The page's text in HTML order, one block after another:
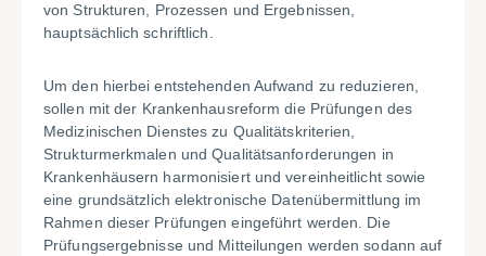
von Strukturen, Prozessen und Ergebnissen,
hauptsächlich schriftlich.
Um den hierbei entstehenden Aufwand zu reduzieren,
sollen mit der Krankenhausreform die Prüfungen des
Medizinischen Dienstes zu Qualitätskriterien,
Strukturmerkmalen und Qualitätsanforderungen in
Krankenhäusern harmonisiert und vereinheitlicht sowie
eine grundsätzlich elektronische Datenübermittlung im
Rahmen dieser Prüfungen eingeführt werden. Die
Prüfungsergebnisse und Mitteilungen werden sodann auf